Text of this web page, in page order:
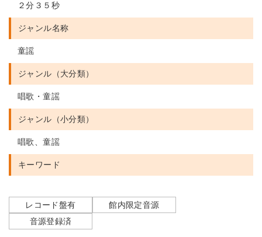
２分３５秒
ジャンル名称
童謡
ジャンル（大分類）
唱歌・童謡
ジャンル（小分類）
唱歌、童謡
キーワード
レコード盤有
館内限定音源
音源登録済